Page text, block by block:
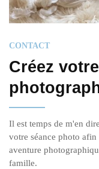
CONTACT
Créez
Il est temps de m'en
votre séance photo
aventure
famille.